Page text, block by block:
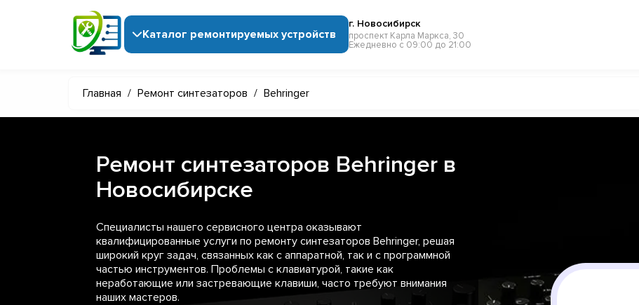
Каталог ремонтируемых устройств
г. Новосибирск
проспект Карла Маркса, 30
Ежедневно с 09:00 до 21:00
Главная / Ремонт синтезаторов / Behringer
Ремонт синтезаторов Behringer в
Новосибирске
Специалисты нашего сервисного центра оказывают
квалифицированные услуги по ремонту синтезаторов Behringer, решая
широкий круг задач, связанных как с аппаратной, так и с программной
частью инструментов. Проблемы с клавиатурой, такие как
неработающие или застревающие клавиши, часто требуют внимания
наших мастеров.